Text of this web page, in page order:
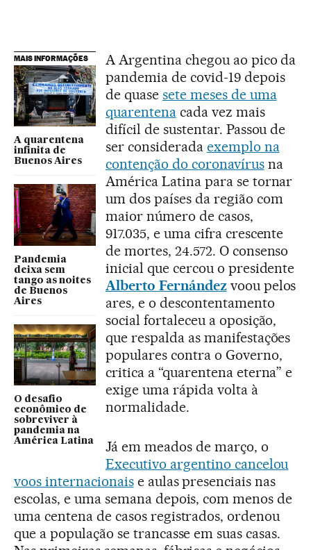
MAIS INFORMAÇÕES
A quarentena
infinita de
Buenos Aires
Pandemia
deixa sem
tango as noites
de Buenos
Aires
O desafio
econômico de
sobreviver à
pandemia na
América Latina
A Argentina chegou ao pico da
pandemia de covid-19 depois
de quase sete meses de uma
quarentenacada vez mais
difícil de sustentar. Passou de
ser considerada exemplo na
contenção do coronavírusna
América Latina para se tornar
um dos países da região com
maior número de casos,
917.035, e uma cifra crescente
de mortes, 24.572. O consenso
inicial que cercou o presidente
Alberto Fernándezvoou pelos
ares, e o descontentamento
social fortaleceu a oposição,
que respalda as manifestações
populares contra o Governo,
critica a “quarentena eterna” e
exige uma rápida volta à
normalidade.
Já em meados de março, o
Executivo argentino cancelou
voos internacionaise aulas presenciais nas
escolas, e uma semana depois, com menos de
uma centena de casos registrados, ordenou
que a população se trancasse em suas casas.